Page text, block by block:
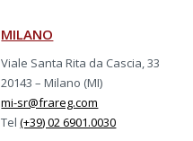
MILANO
Viale Santa Rita da Cascia, 33
20143 – Milano (MI)
mi-sr@frareg.com
Tel(+39) 02 6901.0030